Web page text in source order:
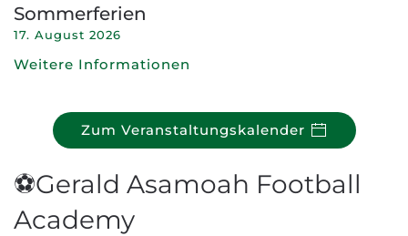
Sommerferien
17. August 2026
Weitere Informationen
Zum Veranstaltungskalender
⚽Gerald Asamoah Football
Academy